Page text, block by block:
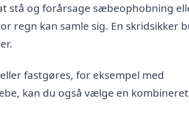
stå og forårsage sæbeophobning
regn kan samle sig. En skridsikker
fastgøres, for eksempel med
kan du også vælge en kombineret